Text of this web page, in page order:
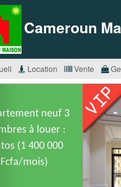
Cameroun
Location Vente
neuf 3
à louer :
(1 400 000
Fcfa/mois)